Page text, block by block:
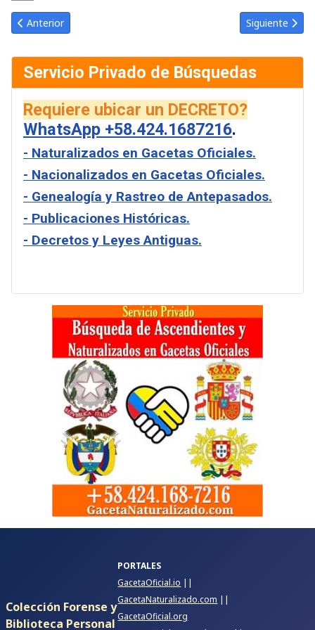
Link
Email
Artículo anterior: Gaceta Oficial de Venezuela #26238 del
Anterior Artículo
Siguiente
Servicio Privado de Búsquedas
Requiere ubicar un DECRETO?
WhatsApp +58.424.1687216.
- Naturalizados en Gacetas Oficiales.
- Nacionalizados en Gacetas Oficiales.
- Genealogía y Rastreo de Antepasados.
- Publicaciones Históricas.
- Decretos y Leyes Antiguas.
Colección Forense y
Biblioteca Personal
PORTALES
GacetaOficial.io ||
GacetaNaturalizado.com ||
GacetaOficial.org